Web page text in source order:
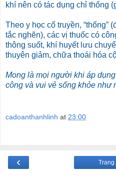
khí nên có tác dụng chỉ thống
Theo y học cổ truyền, “thống”
tắc nghẽn), các vị thuốc có
thông suốt, khí huyết lưu
thuyên giảm, chữa thoái hóa
Mong là mọi người khi áp
công và vui vẻ sống khỏe như
cadoanthanhlinh at 23:00
‹ Trang